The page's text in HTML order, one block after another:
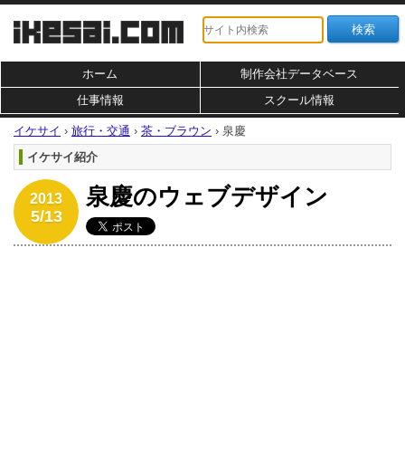
ホーム
制作会社データベース
仕事情報
スクール情報
イケサイ › 旅行・交通 › 茶・ブラウン › 泉慶
イケサイ紹介
2013
5/13
泉慶のウェブデザイン